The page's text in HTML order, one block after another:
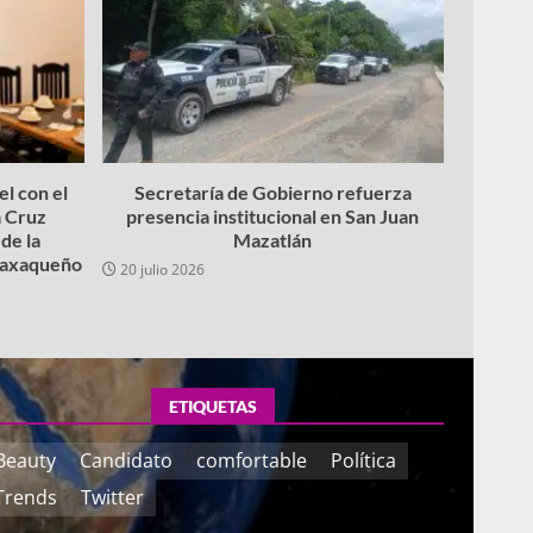
con el
Cruz
la
Secretaría de Gobierno refuerza
presencia institucional en San Juan
Mazatlán
20 julio 2026
ETIQUETAS
Candidato comfortable
Política
Twitter